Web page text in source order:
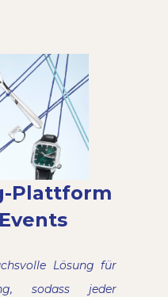
Plattform
Lösung für
sodass jeder